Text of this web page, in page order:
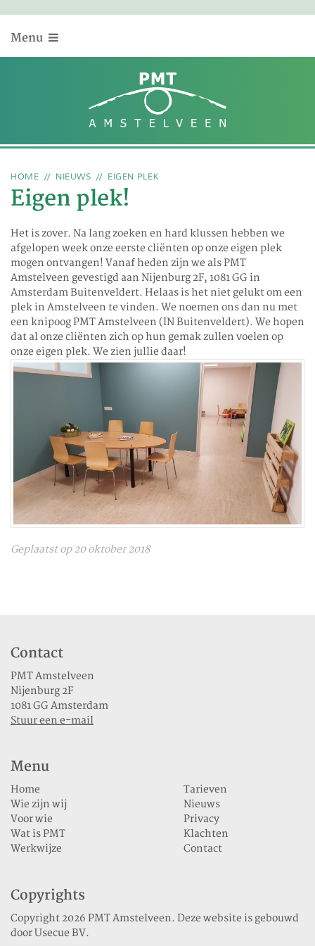
Menu
HOME NIEUWS EIGEN PLEK
Eigen plek!
Het is zover. Na lang zoeken en hard klussen hebben we
afgelopen week onze eerste cliënten op onze eigen plek
mogen ontvangen! Vanaf heden zijn we als PMT
Amstelveen gevestigd aan Nijenburg 2F, 1081 GG in
Amsterdam Buitenveldert. Helaas is het niet gelukt om een
plek in Amstelveen te vinden. We noemen ons dan nu met
een knipoog PMT Amstelveen (IN Buitenveldert). We hopen
dat al onze cliënten zich op hun gemak zullen voelen op
onze eigen plek. We zien jullie daar!
Geplaatst op 20 oktober 2018
Contact
PMT Amstelveen
Nijenburg 2F
1081 GG Amsterdam
Stuur een e-mail
Menu
Home
Wie zijn wij
Voor wie
Wat is PMT
Werkwijze
Tarieven
Nieuws
Privacy
Klachten
Contact
Copyrights
Copyright 2026 PMT Amstelveen. Deze website is gebouwd
doorUsecue BV.